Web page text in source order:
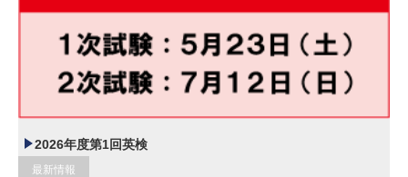
2026年度第1回英検
最新情報